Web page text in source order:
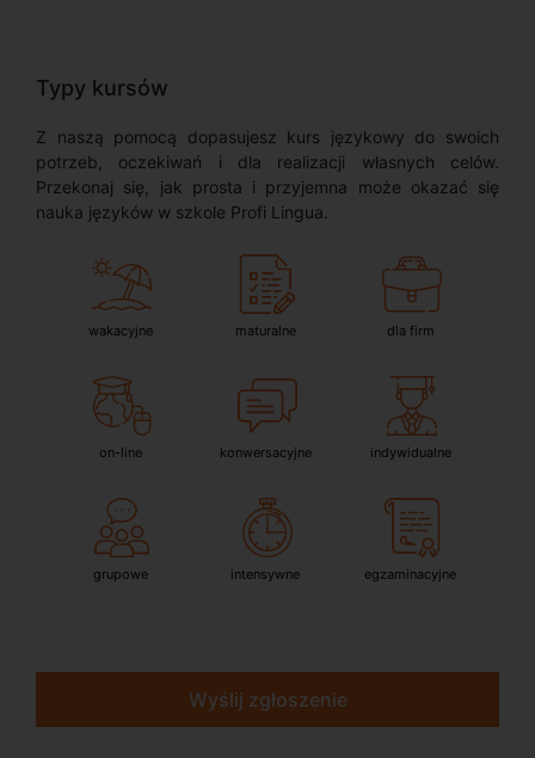
Typy kursów
Z naszą pomocą dopasujesz kurs językowy do swoich
potrzeb, oczekiwań i dla realizacji własnych celów.
Przekonaj się, jak prosta i przyjemna może okazać się
nauka języków w szkole Profi Lingua.
wakacyjne maturalne dla firm
on-line konwersacyjne indywidualne
grupowe intensywne egzaminacyjne
Wyślij zgłoszenie